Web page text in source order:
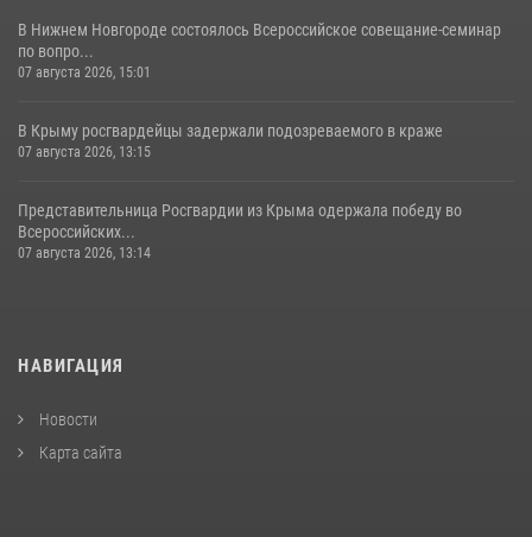
В Нижнем Новгороде состоялось Всероссийское совещание-семинар
по вопро...
07 августа 2026, 15:01
В Крыму росгвардейцы задержали подозреваемого в краже
07 августа 2026, 13:15
Представительница Росгвардии из Крыма одержала победу во
Всероссийских...
07 августа 2026, 13:14
НАВИГАЦИЯ
Новости
Карта сайта